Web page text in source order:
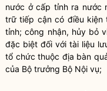
nước ở cấp tỉnh ra nước
trữ tiếp cận có điều kiện
tỉnh; công nhận, hủy bỏ
đặc biệt đối với tài liệu
tổ chức thuộc địa bàn
của Bộ trưởng Bộ Nội vụ;